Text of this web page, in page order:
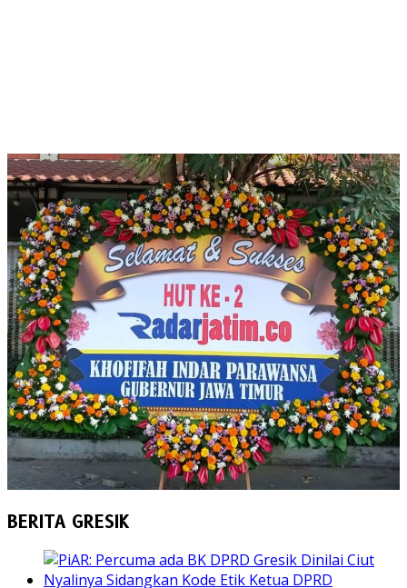
BERITA GRESIK